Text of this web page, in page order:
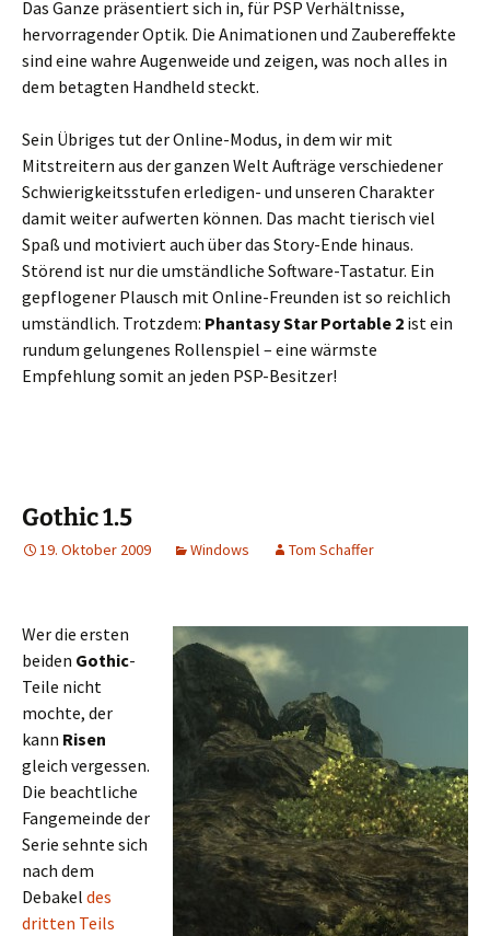
Das Ganze präsentiert sich in, für PSP Verhältnisse,
hervorragender Optik. Die Animationen und Zaubereffekte
sind eine wahre Augenweide und zeigen, was noch alles in
dem betagten Handheld steckt.
Sein Übriges tut der Online-Modus, in dem wir mit
Mitstreitern aus der ganzen Welt Aufträge verschiedener
Schwierigkeitsstufen erledigen- und unseren Charakter
damit weiter aufwerten können. Das macht tierisch viel
Spaß und motiviert auch über das Story-Ende hinaus.
Störend ist nur die umständliche Software-Tastatur. Ein
gepflogener Plausch mit Online-Freunden ist so reichlich
umständlich. Trotzdem: Phantasy Star Portable 2 ist ein
rundum gelungenes Rollenspiel – eine wärmste
Empfehlung somit an jeden PSP-Besitzer!
Gothic 1.5
19. Oktober 2009 Windows Tom Schaffer
Wer die ersten
beiden Gothic-
Teile nicht
mochte, der
kann Risen
gleich vergessen.
Die beachtliche
Fangemeinde der
Serie sehnte sich
nach dem
Debakel des
dritten Teils